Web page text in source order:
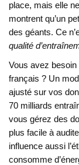
place, mais elle
montrent qu’un
des géants. Ce
qualité
Vous avez besoin
français ? Un
ajusté sur vos
70 milliards
vous gérez des
plus facile à
influence aussi
consomme